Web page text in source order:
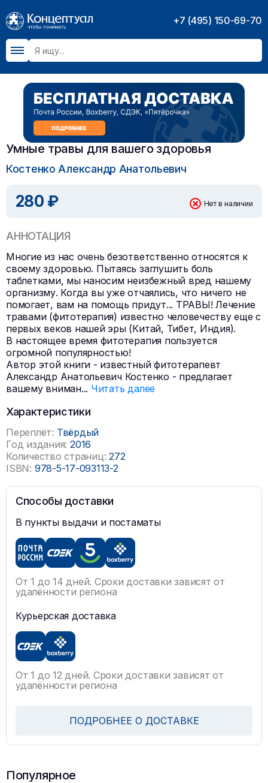
+7 (495) 150-69-70
Умные травы для вашего здоровья
Костенко Александр Анатольевич
280 ₽ Нет в наличии
АННОТАЦИЯ
Многие из нас очень безответственно относятся к
своему здоровью. Пытаясь заглушить боль
таблетками, мы наносим неизбежный вред нашему
организму. Когда вы уже отчаялись, что ничего не
помогает, вам на помощь придут... ТРАВЫ! Лечение
травами (фитотерапия) известно человечеству еще с
первых веков нашей эры (Китай, Тибет, Индия).
В настоящее время фитотерапия пользуется
огромной популярностью!
Автор этой книги - известный фитотерапевт
Александр Анатольевич Костенко - предлагает
вашему вниман... Читать далее
Характеристики
Переплёт: Твёрдый
Год издания: 2016
Количество страниц: 272
ISBN: 978-5-17-093113-2
Способы доставки
В пункты выдачи и постаматы
От 1 до 14 дней. Сроки доставки зависят от
удалённости региона
Курьерская доставка
От 1 до 12 дней. Сроки доставки зависят от
удалённости региона
ПОДРОБНЕЕ О ДОСТАВКЕ
Популярное